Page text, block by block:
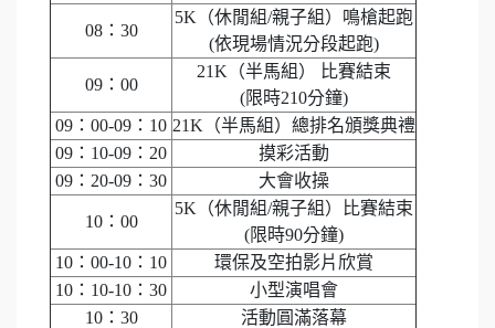
08：30
5K（休閒組/親子組）鳴槍起跑
(依現場情況分段起跑)
09：00
21K（半馬組） 比賽結束
(限時210分鐘)
09：00-09：10 21K（半馬組）總排名頒獎典禮
09：10-09：20
摸彩活動
09：20-09：30
大會收操
10：00
5K（休閒組/親子組）比賽結束
(限時90分鐘)
10：00-10：10
環保及空拍影片欣賞
10：10-10：30
小型演唱會
10：30
活動圓滿落幕